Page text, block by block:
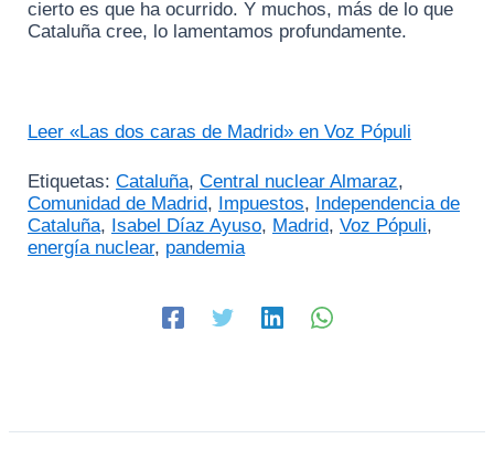
cierto es que ha ocurrido. Y muchos, más de lo que
Cataluña cree, lo lamentamos profundamente.
Leer «Las dos caras de Madrid» en Voz Pópuli
Etiquetas: Cataluña, Central nuclear Almaraz,
Comunidad de Madrid, Impuestos,
Independencia de
Cataluña, Isabel Díaz Ayuso, Madrid, Voz Pópuli,
energía nuclear, pandemia